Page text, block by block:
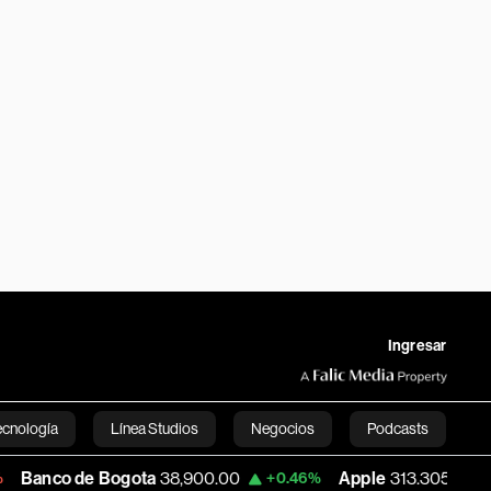
Ingresar
Línea Studios Negocios Podcasts
English
38,900.00 +0.46% Apple 313.305 +0.25%